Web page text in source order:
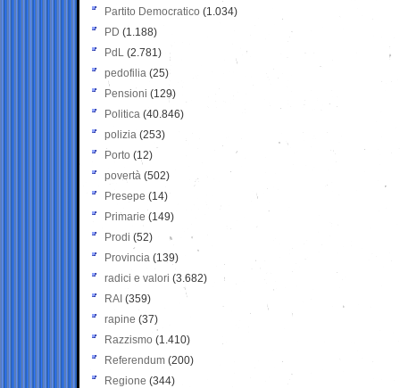
Partito Democratico (1.034)
PD (1.188)
PdL (2.781)
pedofilia (25)
Pensioni (129)
Politica (40.846)
polizia (253)
Porto (12)
povertà (502)
Presepe (14)
Primarie (149)
Prodi (52)
Provincia (139)
radici e valori (3.682)
RAI (359)
rapine (37)
Razzismo (1.410)
Referendum (200)
Regione (344)